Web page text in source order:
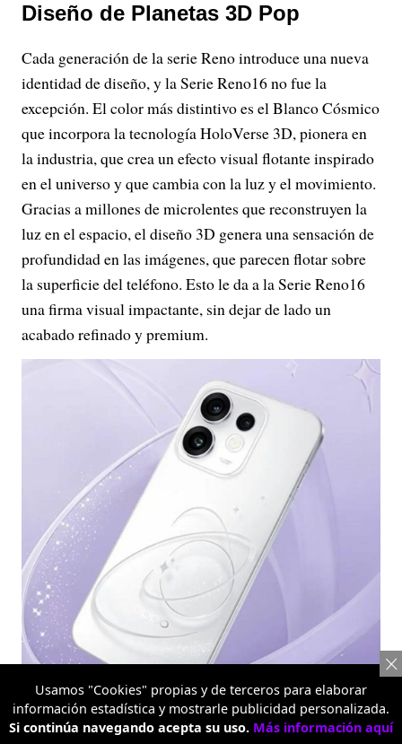
Diseño de Planetas 3D Pop
Cada generación de la serie Reno introduce una nueva
identidad de diseño, y la Serie Reno16 no fue la
excepción. El color más distintivo es el Blanco Cósmico
que incorpora la tecnología HoloVerse 3D, pionera en
la industria, que crea un efecto visual flotante inspirado
en el universo y que cambia con la luz y el movimiento.
Gracias a millones de microlentes que reconstruyen la
luz en el espacio, el diseño 3D genera una sensación de
profundidad en las imágenes, que parecen flotar sobre
la superficie del teléfono. Esto le da a la Serie Reno16
una firma visual impactante, sin dejar de lado un
acabado refinado y premium.
3D Pop
Usamos "Cookies" propias y de terceros para elaborar
información estadística y mostrarle publicidad personalizada.
Si continúa navegando acepta su uso. Más información aquí